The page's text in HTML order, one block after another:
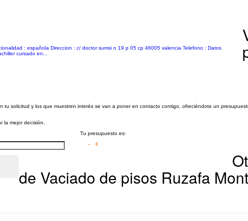
: española Direccion : c/ doctor sumsi n 19 p 05 cp 46005 valencia Telefono : Datos
cursado en...
solicitud y los que muestren interés se van a poner en contacto contigo, ofreciéndote un
la mejor decisión.
Tu presupuesto es:
– €
de Vaciado de pisos Ruzafa